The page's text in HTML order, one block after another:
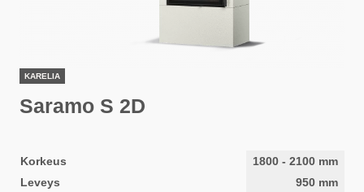
KARELIA
Saramo S 2D
Korkeus 1800 - 2100 mm
Leveys
950 mm